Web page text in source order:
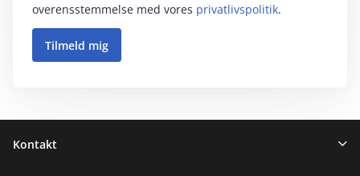
overensstemmelse med vores privatlivspolitik.
Sidefod
Kontakt